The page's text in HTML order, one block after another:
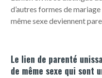
d’autres formes de
même sexe deviennent
Le lien de parenté
de même sexe qui sont